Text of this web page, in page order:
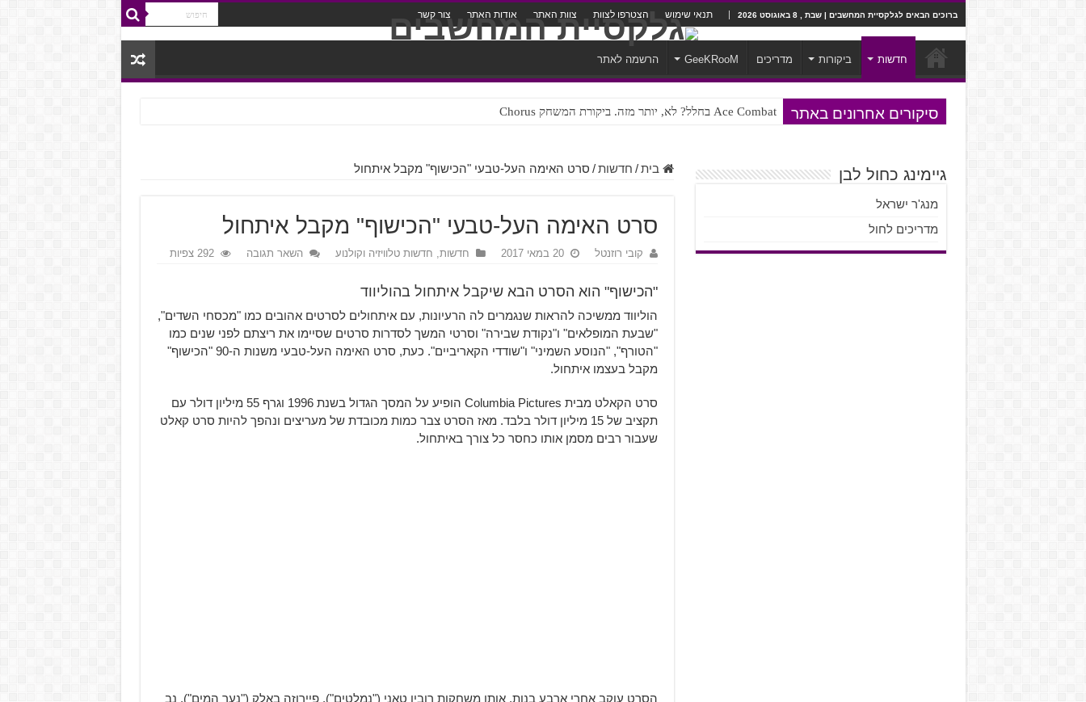
ברוכים הבאים לגלקסיית המחשבים | שבת , 8 באוגוסט 2026 תנאי שימוש הצטרפו לצוות צוות האתר אודות האתר צור קשר
חדשות ביקורות מדריכים GeeKRooM הרשמה לאתר
סיקורים אחרונים באתר Ace Combat בחלל? לא, יותר מזה. ביקורת המשחק Chorus
בית / חדשות / סרט האימה העל-טבעי "הכישוף" מקבל איתחול
סרט האימה העל-טבעי "הכישוף" מקבל איתחול
קובי רוזנטל 20 במאי 2017 חדשות, חדשות טלוויזיה וקולנוע השאר תגובה 292 צפיות
"הכישוף" הוא הסרט הבא שיקבל איתחול בהוליווד
הוליווד ממשיכה להראות שנגמרים לה הרעיונות, עם איתחולים לסרטים אהובים כמו "מכסחי השדים",
"שבעת המופלאים" ו"נקודת שבירה" וסרטי המשך לסדרות סרטים שסיימו את ריצתם לפני שנים כמו
"הטורף", "הנוסע השמיני" ו"שודדי הקאריביים". כעת, סרט האימה העל-טבעי משנות ה-90 "הכישוף"
מקבל בעצמו איתחול.
סרט הקאלט מבית Columbia Pictures הופיע על המסך הגדול בשנת 1996 וגרף 55 מיליון דולר עם
תקציב של 15 מיליון דולר בלבד. מאז הסרט צבר כמות מכובדת של מעריצים ונהפך להיות סרט קאלט
שעבור רבים מסמן אותו כחסר כל צורך באיתחול.
הסרט עוקב אחרי ארבע בנות, אותן משחקות רובין טאני ("נמלטים"), פיירוזה באלק ("נער המים"), נב
גיימינג כחול לבן
מנג'ר ישראל
מדריכים לחול